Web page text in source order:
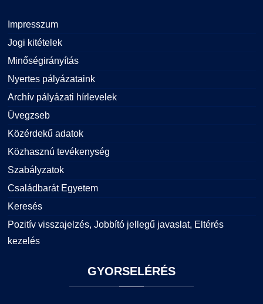
Impresszum
Jogi kitételek
Minőségirányítás
Nyertes pályázataink
Archív pályázati hírlevelek
Üvegzseb
Közérdekű adatok
Közhasznú tevékenység
Szabályzatok
Családbarát Egyetem
Keresés
Pozitív visszajelzés, Jobbító jellegű javaslat, Eltérés
kezelés
GYORSELÉRÉS